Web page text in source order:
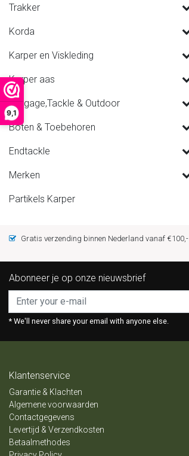
9,1
Trakker
Korda
Karper en Viskleding
Karper aas
Luggage,Tackle & Outdoor
Boten & Toebehoren
Endtackle
Merken
Partikels Karper
Gratis verzending binnen Nederland vanaf €100,-
Abonneer je op onze nieuwsbrief
* We'll never share your email with anyone else.
Klantenservice
Garantie & Klachten
Algemene voorwaarden
Contactgegevens
Levertijd & Verzendkosten
Betaalmethodes